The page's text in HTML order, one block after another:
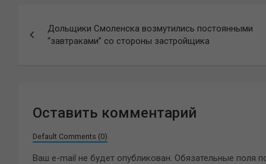
по
Дольщики Смоленска возмутились постоянными
“завтраками” со стороны застройщика
Оставить комментарий
Default Comments (0)
Ваш e-mail не будет опубликован. Обязательные поля